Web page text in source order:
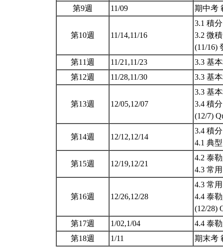
第9週
11/09 期中考
第10週 11/14,11/16
3.1 積
3.2 微
(11/16)
第11週
11/21,11/23
3.3 基
第12週
11/28,11/30 3.3 基
第13週 12/05,12/07
3.3 基
3.4 積
(12/7)
第14週 12/12,12/14
3.4 積
4.1 典
第15週 12/19,12/21
4.2 泰
4.3 常
第16週 12/26,12/28
4.3 常
4.4 泰
(12/28)
第17週
1/02,1/04
4.4 泰
第18週
1/11 期末考